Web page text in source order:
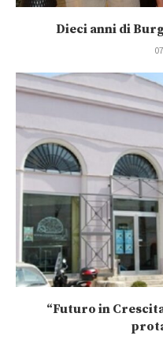
Dieci anni di
“Futuro in